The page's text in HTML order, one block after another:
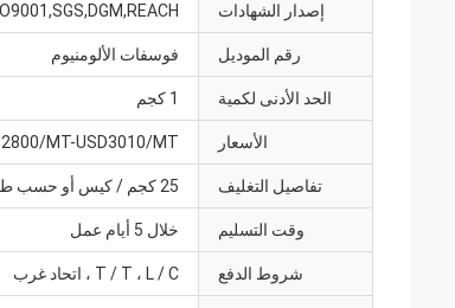
إصدار الشهادات
رقم الموديل فوسفات الألومنيوم
الحد الأدنى لكمية 1 كجم
الأسعار MT-USD3010/MT
تفاصيل التغليف 25 كجم / كيس أو حسب طلبك
وقت التسليم خلال 5 أيام عمل
شروط الدفع T / T ، L / C ، اتحاد غرب